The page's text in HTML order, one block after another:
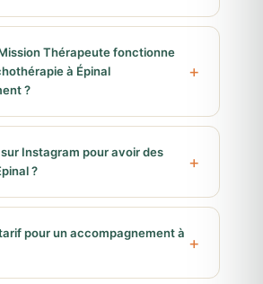
Thérapeute fonctionne
à Épinal
?
Instagram pour avoir des
?
pour un accompagnement à